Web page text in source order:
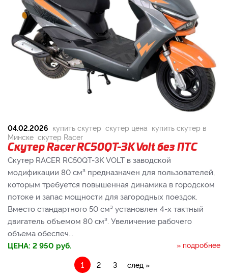
04.02.2026 купить скутер скутер цена купить скутер в
Минске скутер Racer
Скутер Racer RC50QT-3K Volt без ПТС
Скутер RACER RC50QT-3K VOLT в заводской
модификации 80 см³ предназначен для пользователей,
которым требуется повышенная динамика в городском
потоке и запас мощности для загородных поездок.
Вместо стандартного 50 см³ установлен 4-х тактный
двигатель объемом 80 см³. Увеличение рабочего
объема обеспеч...
ЦЕНА: 2 950 руб. » подробнее
1 2 3 след »